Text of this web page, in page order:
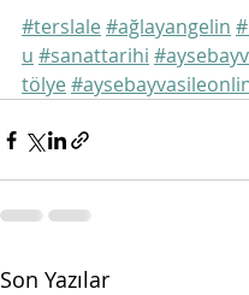
#terslale #ağlayangelin
u #sanattarihi
tölye
Son Yazılar